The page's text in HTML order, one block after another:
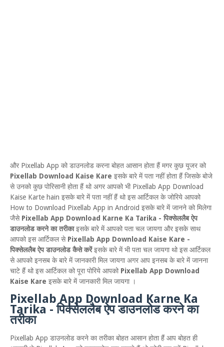
और Pixellab App को डाउनलोड करना बोहत आसान होता हैं मगर कुछ यूजर को
Pixellab Download Kaise Kare इसके बारे में पता नहीं होता हैं जिसके बोजे
से उनको कुछ पोरिसानी होता हैं थो अगर आपको भी Pixellab App Download
Kaise Karte hain इसके बारे में पता नहीं हैं थो इस आर्टिकल के जोरिये आपको
How to Download Pixellab App in Android इसके बारे में जानने को मिलेगा
जैसे Pixellab App Download Karne Ka Tarika - पिक्सेललैब ऐप
डाउनलोड करने का तरीकाइसके बारे में आपको पता चल जायगा और इसके साथ
आपको इस आर्टिकल से Pixellab App Download Kaise Kare -
पिक्सेललैब ऐप डाउनलोड कैसे करेंइसके बारे में भी पता चल जायगा थो इस आर्टिकल
से आपको इनसब के बारे में जानकारी मिल जायगा अगर आप इनसब के बारे में जानना
चाटे हैं थो इस आर्टिकल को पूरा पोरिये आपको Pixellab App Download
Kaise Kare इसके बारे में जानकारी मिल जायगा ।
Pixellab App Download Karne Ka
Tarika - पिक्सेललैब ऐप डाउनलोड करने का
तरीका
Pixellab App डाउनलोड करने का तरीका बोहत आसान होता हैं आप बोहत ही